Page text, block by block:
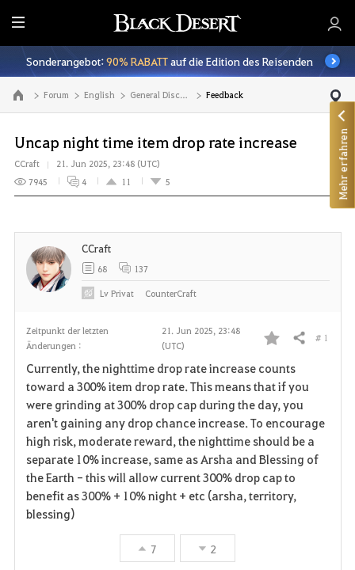
A
l
l
e
Sonderangebot:90% RABATTauf die Edition des Reisenden
Zur Hauptseite Forum English General Discussion Feedback
Uncap night time item drop rate increase
CCraft
21. Jun 2025, 23:48 (UTC)
7945
4 11 5
Zeitpunkt der letzten
Änderungen :
21. Jun 2025, 23:48
(UTC)
F
a
v
o
r
i
Teilen # 1
Currently, the nighttime drop rate increase counts
toward a 300% item drop rate. This means that if you
were grinding at 300% drop cap during the day, you
aren't gaining any drop chance increase. To encourage
high risk, moderate reward, the nighttime should be a
separate 10% increase, same as Arsha and Blessing of
the Earth - this will allow current 300% drop cap to
benefit as 300% + 10% night + etc (arsha, territory,
blessing)
7 2
CCraft
68 137
LvPrivat CounterCraft
Mehr erfahren